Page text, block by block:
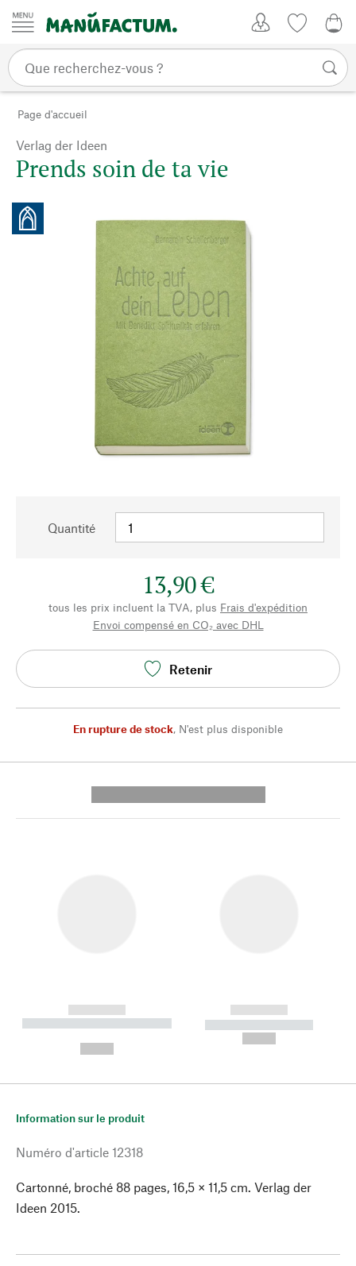
Passer au contenu
Page d'accueil
Verlag der Ideen
Prends soin de ta vie
Quantité
13,90 €
tous les prix incluent la TVA, plus Frais d'expédition
Envoi compensé en CO₂ avec DHL
Retenir
En rupture de stock, N'est plus disponible
------------
----------- ----------- --------
------------
----------- -----------
Information sur le produit
Numéro d'article 12318
Cartonné, broché 88 pages, 16,5 × 11,5 cm. Verlag der
Ideen 2015.